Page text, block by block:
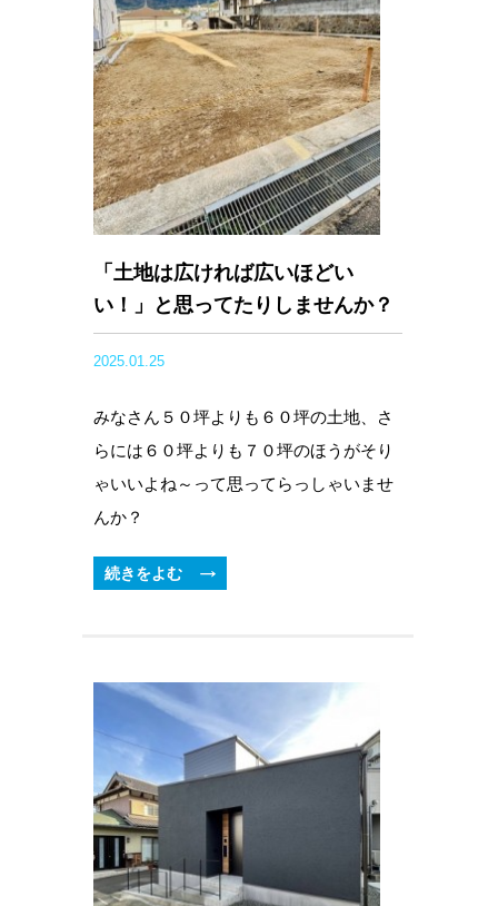
「土地は広ければ広いほどい
い！」と思ってたりしませんか？
2025.01.25
みなさん５０坪よりも６０坪の土地、さ
らには６０坪よりも７０坪のほうがそり
ゃいいよね～って思ってらっしゃいませ
んか？
続きをよむ